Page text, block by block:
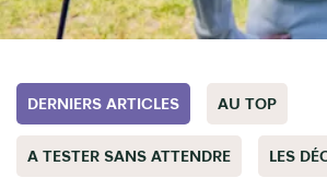
DERNIERS ARTICLES AU TOP
A TESTER SANS ATTENDRE LES